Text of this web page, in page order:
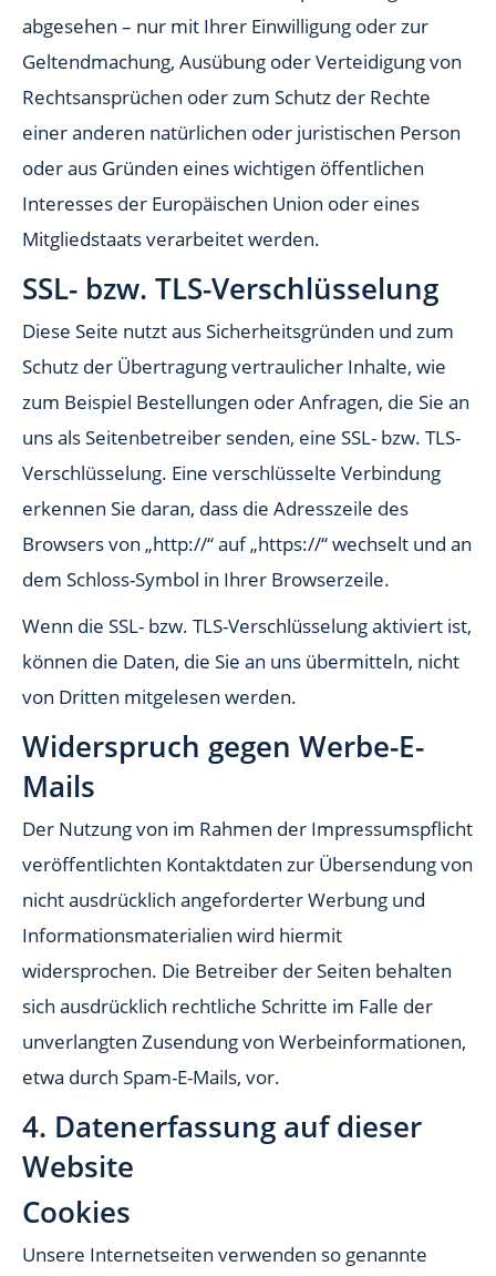
abgesehen – nur mit Ihrer Einwilligung oder zur
Geltendmachung, Ausübung oder Verteidigung von
Rechtsansprüchen oder zum Schutz der Rechte
einer anderen natürlichen oder juristischen Person
oder aus Gründen eines wichtigen öffentlichen
Interesses der Europäischen Union oder eines
Mitgliedstaats verarbeitet werden.
SSL- bzw. TLS-Verschlüsselung
Diese Seite nutzt aus Sicherheitsgründen und zum
Schutz der Übertragung vertraulicher Inhalte, wie
zum Beispiel Bestellungen oder Anfragen, die Sie an
uns als Seitenbetreiber senden, eine SSL- bzw. TLS-
Verschlüsselung. Eine verschlüsselte Verbindung
erkennen Sie daran, dass die Adresszeile des
Browsers von „http://“ auf „https://“ wechselt und an
dem Schloss-Symbol in Ihrer Browserzeile.
Wenn die SSL- bzw. TLS-Verschlüsselung aktiviert ist,
können die Daten, die Sie an uns übermitteln, nicht
von Dritten mitgelesen werden.
Widerspruch gegen Werbe-E-
Mails
Der Nutzung von im Rahmen der Impressumspflicht
veröffentlichten Kontaktdaten zur Übersendung von
nicht ausdrücklich angeforderter Werbung und
Informationsmaterialien wird hiermit
widersprochen. Die Betreiber der Seiten behalten
sich ausdrücklich rechtliche Schritte im Falle der
unverlangten Zusendung von Werbeinformationen,
etwa durch Spam-E-Mails, vor.
4. Datenerfassung auf dieser
Website
Cookies
Unsere Internetseiten verwenden so genannte